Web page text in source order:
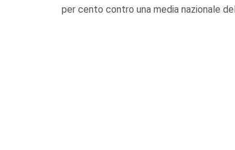
per cento contro una media nazionale